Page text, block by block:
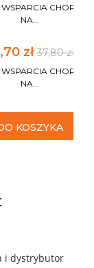
CHORYCH
NA...
zł37,80 zł
CHORYCH
NA...
KOSZYKA
i dystrybutor